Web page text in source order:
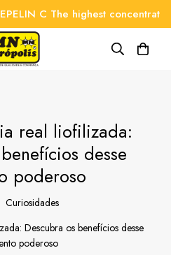
C The highest concentration
real liofilizada:
desse
poderoso
Curiosidades
Descubra os benefícios desse
poderoso